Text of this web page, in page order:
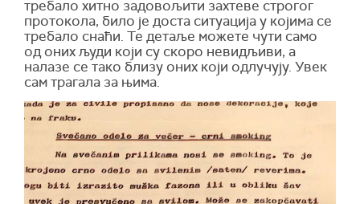
требало хитно задовољити захтеве строгог
протокола, било је доста ситуација у којима се
требало снаћи. Те детаље можете чути само
од оних људи који су скоро невидљиви, а
налазе се тако близу оних који одлучују. Увек
сам трагала за њима.